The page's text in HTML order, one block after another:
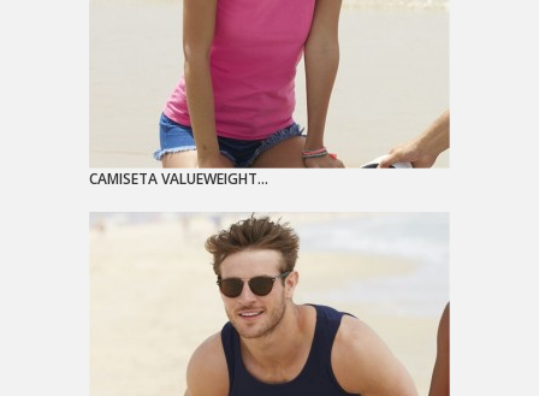
CAMISETA VALUEWEIGHT...